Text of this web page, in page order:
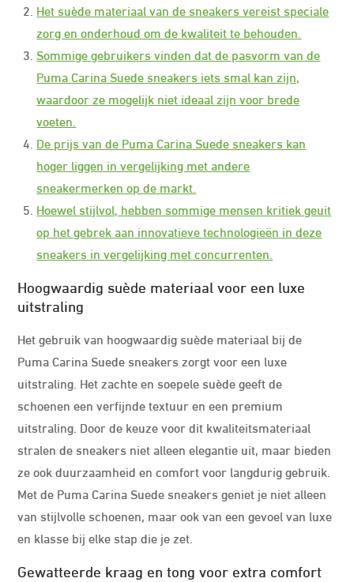
Het suède materiaal van de sneakers vereist speciale
zorg en onderhoud om de kwaliteit te behouden.
Sommige gebruikers vinden dat de pasvorm van de
Puma Carina Suede sneakers iets smal kan zijn,
waardoor ze mogelijk niet ideaal zijn voor brede
voeten.
De prijs van de Puma Carina Suede sneakers kan
hoger liggen in vergelijking met andere
sneakermerken op de markt.
Hoewel stijlvol, hebben sommige mensen kritiek geuit
op het gebrek aan innovatieve technologieën in deze
sneakers in vergelijking met concurrenten.
Hoogwaardig suède materiaal voor een luxe
uitstraling
Het gebruik van hoogwaardig suède materiaal bij de
Puma Carina Suede sneakers zorgt voor een luxe
uitstraling. Het zachte en soepele suède geeft de
schoenen een verfijnde textuur en een premium
uitstraling. Door de keuze voor dit kwaliteitsmateriaal
stralen de sneakers niet alleen elegantie uit, maar bieden
ze ook duurzaamheid en comfort voor langdurig gebruik.
Met de Puma Carina Suede sneakers geniet je niet alleen
van stijlvolle schoenen, maar ook van een gevoel van luxe
en klasse bij elke stap die je zet.
Gewatteerde kraag en tong voor extra comfort